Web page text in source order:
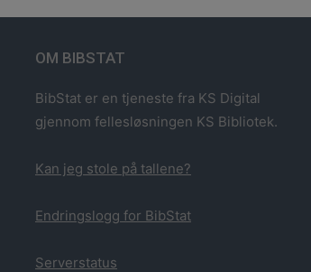
OM BIBSTAT
BibStat er en tjeneste fra KS Digital
gjennom fellesløsningen KS Bibliotek.
Kan jeg stole på tallene?
Endringslogg for BibStat
Serverstatus